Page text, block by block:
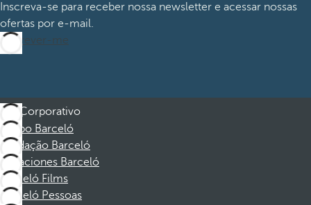
Inscreva-se para receber nossa newsletter e acessar nossas
ofertas por e-mail.
Inscrever-me
Corporativo
Grupo Barceló
Fundação Barceló
Vacaciones Barceló
Barceló Films
Barceló Pessoas